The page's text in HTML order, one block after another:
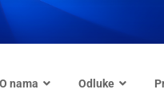
O nama Odluke